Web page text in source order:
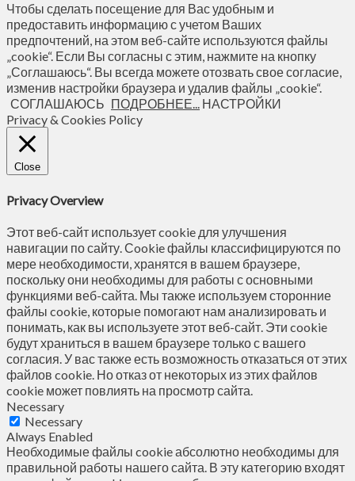
Чтобы сделать посещение для Вас удобным и
предоставить информацию с учетом Ваших
предпочтений, на этом веб-сайте используются файлы
„cookie“. Если Вы согласны с этим, нажмите на кнопку
„Соглашаюсь“. Вы всегда можете отозвать свое согласие,
изменив настройки браузера и удалив файлы „cookie“.
СОГЛАШАЮСЬ ПОДРОБНЕЕ... НАСТРОЙКИ
Privacy & Cookies Policy
Close
Privacy Overview
Этот веб-сайт использует cookie для улучшения
навигации по сайту. Сookie файлы классифицируются по
мере необходимости, хранятся в вашем браузере,
поскольку они необходимы для работы с основными
функциями веб-сайта. Мы также используем сторонние
файлы cookie, которые помогают нам анализировать и
понимать, как вы используете этот веб-сайт. Эти cookie
будут храниться в вашем браузере только с вашего
согласия. У вас также есть возможность отказаться от этих
файлов cookie. Но отказ от некоторых из этих файлов
cookie может повлиять на просмотр сайта.
Necessary
Necessary
Always Enabled
Необходимые файлы cookie абсолютно необходимы для
правильной работы нашего сайта. В эту категорию входят